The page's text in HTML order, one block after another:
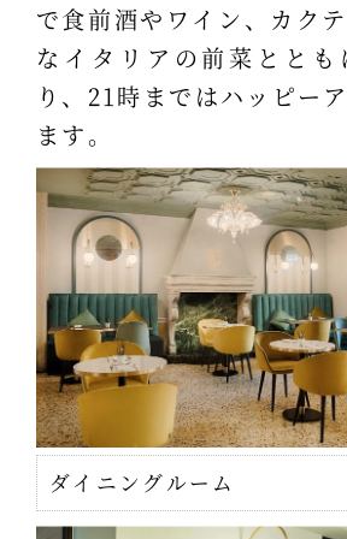
で食前酒やワイン、カク
なイタリアの前菜ととも
り、21時まではハッピー
ます。
ダイニングルーム